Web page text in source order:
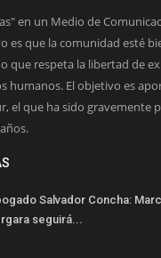
en un Medio de
es que la comunidad esté
que respeta la libertad de
humanos. El objetivo es
el que ha sido gravemente
Salvador Concha:
seguirá...